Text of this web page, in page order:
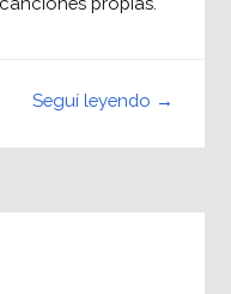
Seguí leyendo →